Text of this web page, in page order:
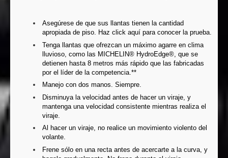
Asegúrese de que sus llantas tienen la cantidad
apropiada de piso. Haz click aquí para conocer la prueba.
Tenga llantas que ofrezcan un máximo agarre en clima
lluvioso, como las MICHELIN® HydroEdge®, que se
detienen hasta 8 metros más rápido que las fabricadas
por el líder de la competencia.**
Manejo con dos manos. Siempre.
Disminuya la velocidad antes de hacer un viraje, y
mantenga una velocidad consistente mientras realiza el
viraje.
Al hacer un viraje, no realice un movimiento violento del
volante.
Frene sólo en una recta antes de acercarte a la curva, y